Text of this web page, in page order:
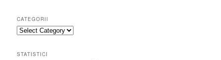
CATEGORII
Categorii
STATISTICI